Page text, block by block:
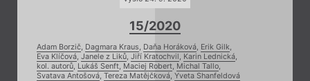
15/2020
Adam Borzič, Dagmara Kraus, Daňa Horáková, Erik Gilk,
Eva Klíčová, Janele z Liků, Jiří Kratochvil, Karin Lednická,
kol. autorů, Lukáš Senft, Maciej Robert, Michal Tallo,
Svatava Antošová, Tereza Matějčková, Yveta Shanfeldová